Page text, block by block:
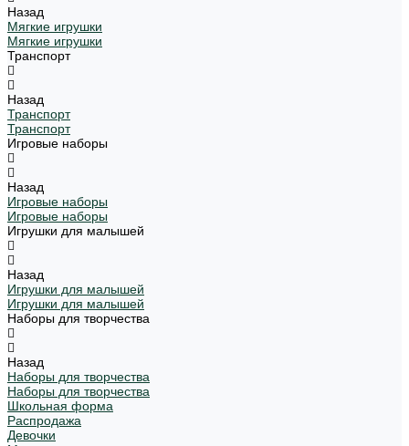
Назад
Мягкие игрушки
Мягкие игрушки
Транспорт
Назад
Транспорт
Транспорт
Игровые наборы
Назад
Игровые наборы
Игровые наборы
Игрушки для малышей
Назад
Игрушки для малышей
Игрушки для малышей
Наборы для творчества
Назад
Наборы для творчества
Наборы для творчества
Школьная форма
Распродажа
Девочки